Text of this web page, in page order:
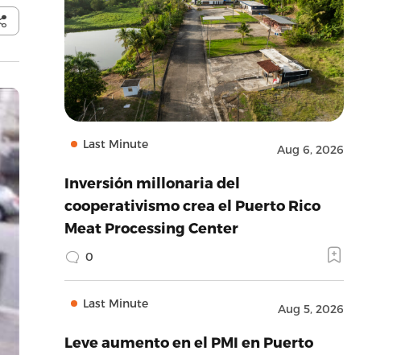
Last Minute Aug 6, 2026
Inversión millonaria del
cooperativismo crea el Puerto Rico
Meat Processing Center
0
Last Minute Aug 5, 2026
Leve aumento en el PMI en Puerto